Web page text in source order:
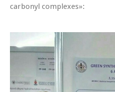
carbonyl complexes»: